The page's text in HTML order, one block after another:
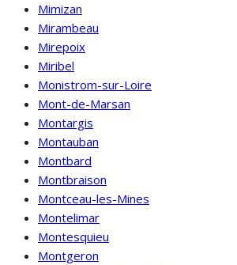
Mimizan
Mirambeau
Mirepoix
Miribel
Monistrom-sur-Loire
Mont-de-Marsan
Montargis
Montauban
Montbard
Montbraison
Montceau-les-Mines
Montelimar
Montesquieu
Montgeron